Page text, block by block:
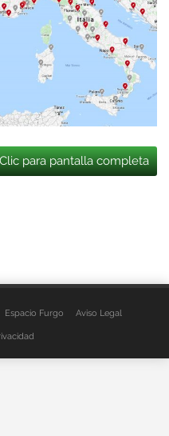
Clic para pantalla completa
Espacio Furgo Aviso Legal